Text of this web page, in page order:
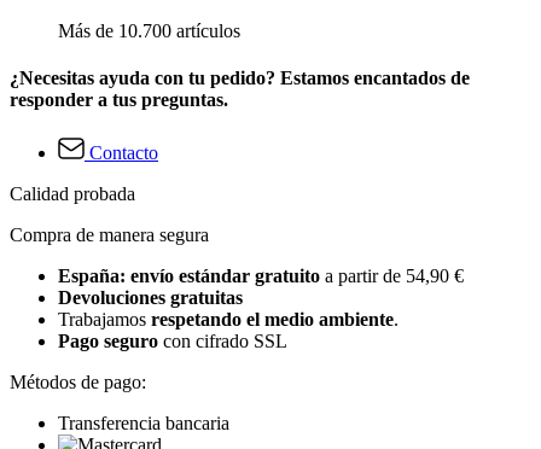
Más de 10.700 artículos
¿Necesitas ayuda con tu pedido? Estamos encantados de
responder a tus preguntas.
Contacto
Calidad probada
Compra de manera segura
España: envío estándar gratuito a partir de 54,90 €
Devoluciones gratuitas
Trabajamos respetando el medio ambiente.
Pago seguro con cifrado SSL
Métodos de pago:
Transferencia bancaria